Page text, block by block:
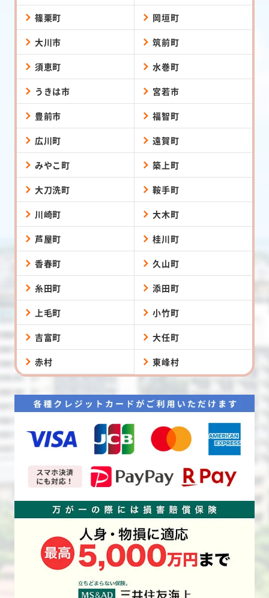
篠栗町 岡垣町
大川市 筑前町
須恵町 水巻町
うきは市 宮若市
豊前市 福智町
広川町 遠賀町
みやこ町 築上町
大刀洗町 鞍手町
川崎町 大木町
芦屋町 桂川町
香春町 久山町
糸田町 添田町
上毛町 小竹町
吉富町 大任町
赤村 東峰村